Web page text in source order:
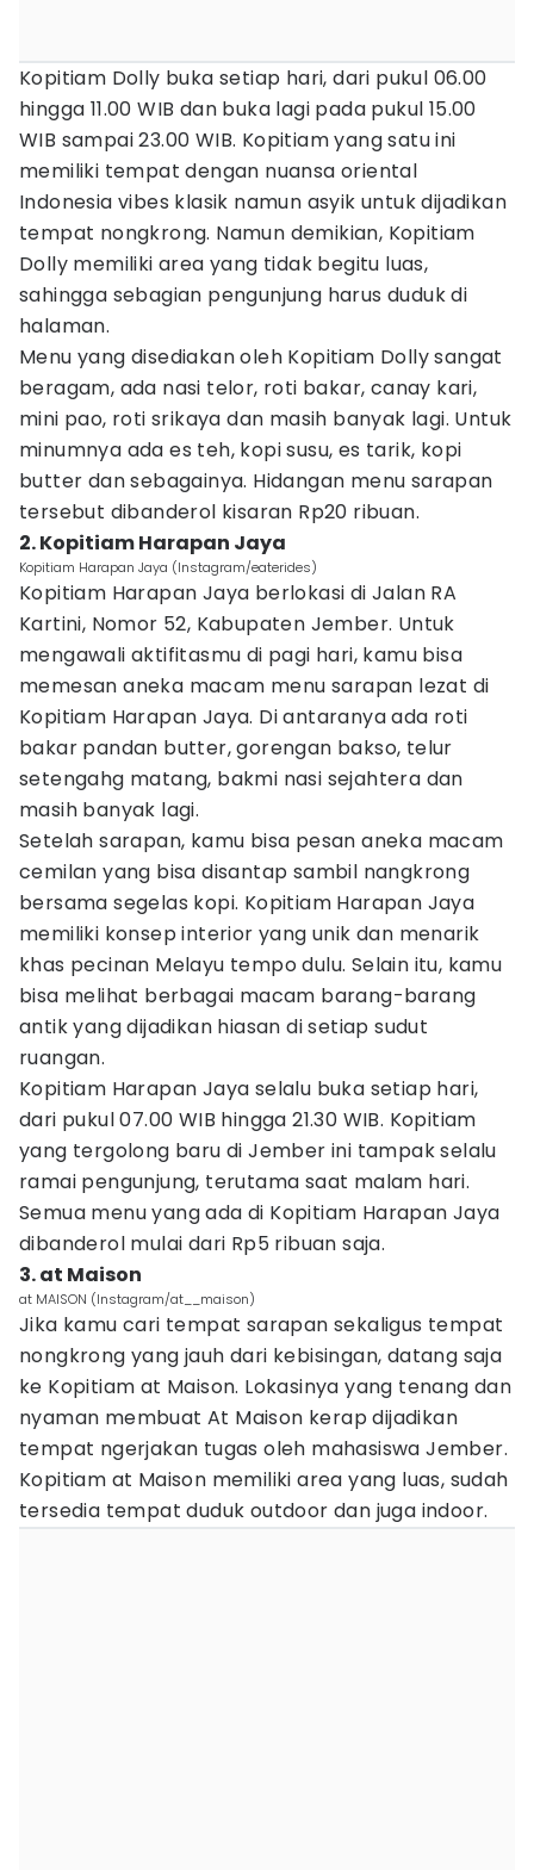
Kopitiam Dolly buka setiap hari, dari pukul 06.00
hingga 11.00 WIB dan buka lagi pada pukul 15.00
WIB sampai 23.00 WIB. Kopitiam yang satu ini
memiliki tempat dengan nuansa oriental
Indonesia vibes klasik namun asyik untuk dijadikan
tempat nongkrong. Namun demikian, Kopitiam
Dolly memiliki area yang tidak begitu luas,
sahingga sebagian pengunjung harus duduk di
halaman.
Menu yang disediakan oleh Kopitiam Dolly sangat
beragam, ada nasi telor, roti bakar, canay kari,
mini pao, roti srikaya dan masih banyak lagi. Untuk
minumnya ada es teh, kopi susu, es tarik, kopi
butter dan sebagainya. Hidangan menu sarapan
tersebut dibanderol kisaran Rp20 ribuan.
2. Kopitiam Harapan Jaya
Kopitiam Harapan Jaya (Instagram/eaterides)
Kopitiam Harapan Jaya berlokasi di Jalan RA
Kartini, Nomor 52, Kabupaten Jember. Untuk
mengawali aktifitasmu di pagi hari, kamu bisa
memesan aneka macam menu sarapan lezat di
Kopitiam Harapan Jaya. Di antaranya ada roti
bakar pandan butter, gorengan bakso, telur
setengahg matang, bakmi nasi sejahtera dan
masih banyak lagi.
Setelah sarapan, kamu bisa pesan aneka macam
cemilan yang bisa disantap sambil nangkrong
bersama segelas kopi. Kopitiam Harapan Jaya
memiliki konsep interior yang unik dan menarik
khas pecinan Melayu tempo dulu. Selain itu, kamu
bisa melihat berbagai macam barang-barang
antik yang dijadikan hiasan di setiap sudut
ruangan.
Kopitiam Harapan Jaya selalu buka setiap hari,
dari pukul 07.00 WIB hingga 21.30 WIB. Kopitiam
yang tergolong baru di Jember ini tampak selalu
ramai pengunjung, terutama saat malam hari.
Semua menu yang ada di Kopitiam Harapan Jaya
dibanderol mulai dari Rp5 ribuan saja.
3. at Maison
at MAISON (Instagram/at__maison)
Jika kamu cari tempat sarapan sekaligus tempat
nongkrong yang jauh dari kebisingan, datang saja
ke Kopitiam at Maison. Lokasinya yang tenang dan
nyaman membuat At Maison kerap dijadikan
tempat ngerjakan tugas oleh mahasiswa Jember.
Kopitiam at Maison memiliki area yang luas, sudah
tersedia tempat duduk outdoor dan juga indoor.